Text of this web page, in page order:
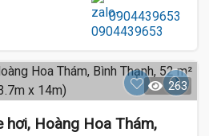
0904439653
263
hơi, Hoàng Hoa Thám,